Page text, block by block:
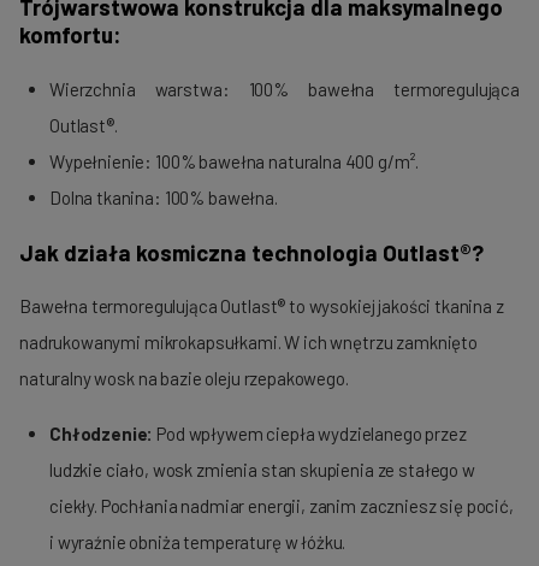
Trójwarstwowa konstrukcja dla maksymalnego
komfortu:
Wierzchnia warstwa: 100% bawełna termoregulująca
Outlast®.
Wypełnienie: 100% bawełna naturalna 400 g/m².
Dolna tkanina: 100% bawełna.
Jak działa kosmiczna technologia Outlast®?
Bawełna termoregulująca Outlast® to wysokiej jakości tkanina z
nadrukowanymi mikrokapsułkami. W ich wnętrzu zamknięto
naturalny wosk na bazie oleju rzepakowego.
Chłodzenie: Pod wpływem ciepła wydzielanego przez
ludzkie ciało, wosk zmienia stan skupienia ze stałego w
ciekły. Pochłania nadmiar energii, zanim zaczniesz się pocić,
i wyraźnie obniża temperaturę w łóżku.